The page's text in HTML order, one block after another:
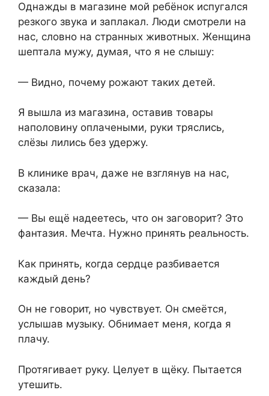
Однажды в магазине мой ребёнок испугался
резкого звука и заплакал. Люди смотрели на
нас, словно на странных животных. Женщина
шептала мужу, думая, что я не слышу:
— Видно, почему рожают таких детей.
Я вышла из магазина, оставив товары
наполовину оплачеными, руки тряслись,
слёзы лились без удержу.
В клинике врач, даже не взглянув на нас,
сказала:
— Вы ещё надеетесь, что он заговорит? Это
фантазия. Мечта. Нужно принять реальность.
Как принять, когда сердце разбивается
каждый день?
Он не говорит, но чувствует. Он смеётся,
услышав музыку. Обнимает меня, когда я
плачу.
Протягивает руку. Целует в щёку. Пытается
утешить.